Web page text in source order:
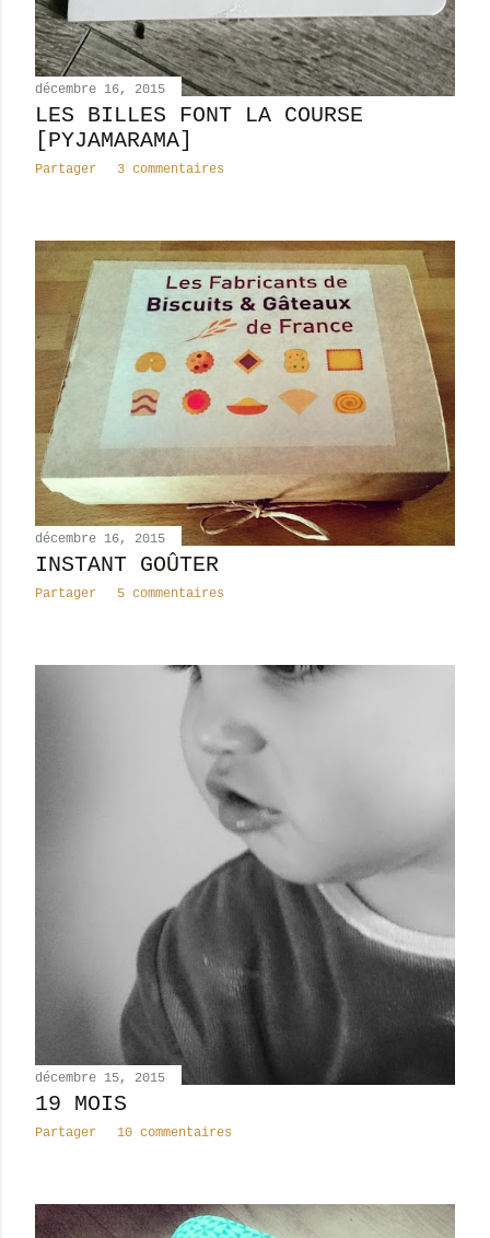
décembre 16, 2015
LES BILLES FONT LA COURSE
[PYJAMARAMA]
Partager 3 commentaires
décembre 16, 2015
INSTANT GOÛTER
Partager 5 commentaires
décembre 15, 2015
19 MOIS
Partager 10 commentaires